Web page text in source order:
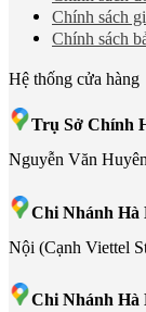
Chính sách
Chính sách
Hệ thống cửa hàng
Trụ Sở Chính
Nguyễn Văn
Chi Nhánh Hà
Nội (Cạnh Viettel
Chi Nhánh Hà